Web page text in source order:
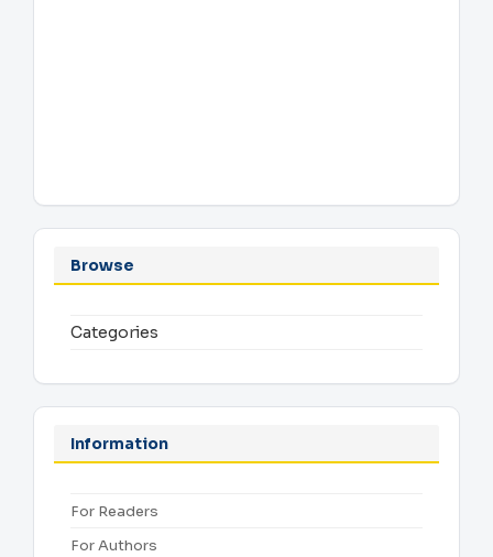
Browse
Categories
Information
For Readers
For Authors